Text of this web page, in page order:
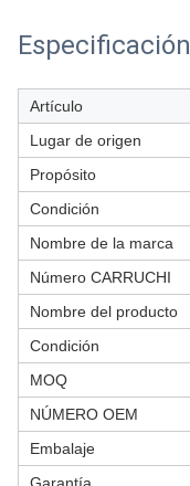
Especificación
Artículo
Lugar de origen
Propósito
Condición
Nombre de la marca
Número CARRUCHI
Nombre del producto
Condición
MOQ
NÚMERO OEM
Embalaje